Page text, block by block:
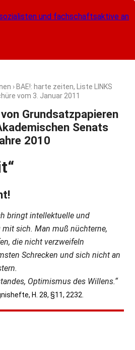
› BAE!: harte zeiten, Liste LINKS
vom 3. Januar 2011
Grundsatzpapieren
Senats
2010
bringt intellektuelle und
sich. Man muß nüchterne,
die nicht verzweifeln
Schrecken und sich nicht an
Optimismus des Willens.“
H. 28, §11, 2232.